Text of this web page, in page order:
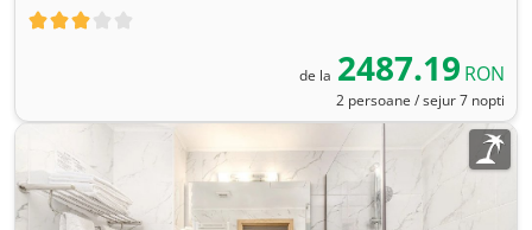
de la 2487.19 RON
2 persoane / sejur 7 nopti